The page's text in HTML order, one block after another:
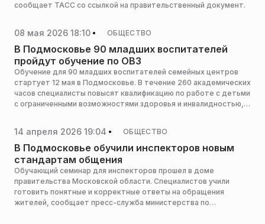
сообщает ТАСС со ссылкой на правительственный документ.
08 мая 2026 18:10 ОБЩЕСТВО
В Подмосковье 90 младших воспитателей
пройдут обучение по ОВЗ
Обучение для 90 младших воспитателей семейных центров
стартует 12 мая в Подмосковье. В течение 260 академических
часов специалисты повысят квалификацию по работе с детьми
с ограниченными возможностями здоровья и инвалидностью,
14 апреля 2026 19:04 ОБЩЕСТВО
В Подмосковье обучили инспекторов новым
стандартам общения
Обучающий семинар для инспекторов прошел в доме
правительства Московской области. Специалистов учили
готовить понятные и корректные ответы на обращения
жителей, сообщает пресс-служба министерства по